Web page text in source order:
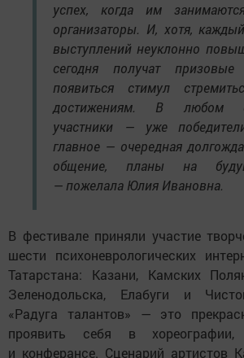
успех, когда им
организаторы. И, хотя,
выступлений неуклонно
сегодня получат
появиться стимул
достижениям. В любом
участники — уже
главное — очередная
общение, планы на
— пожелала Юлия Ивановна.
В фестивале приняли участие
шести психоневрологических
Татарстана: Казани, Камских
Зеленодольска, Елабуги и
«Радуга талантов» — это
проявить себя в хореографии,
и конферансе. Сценарий артистов